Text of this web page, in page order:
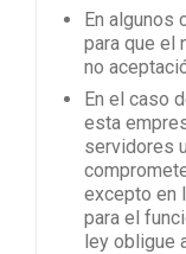
En algunos
para que el
no
En el caso
esta
servidores
excepto en
para el
ley obligue